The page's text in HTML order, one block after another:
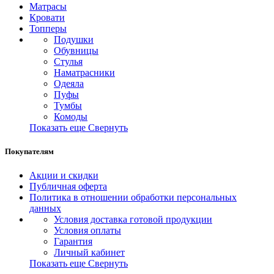
Матрасы
Кровати
Топперы
Подушки
Обувницы
Стулья
Наматрасники
Одеяла
Пуфы
Тумбы
Комоды
Показать еще Свернуть
Покупателям
Акции и скидки
Публичная оферта
Политика в отношении обработки персональных
данных
Условия доставка готовой продукции
Условия оплаты
Гарантия
Личный кабинет
Показать еще Свернуть